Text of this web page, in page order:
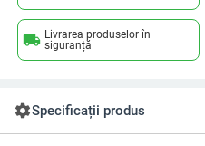
local_shipping Livrarea produselor în
siguranță
settingsSpecificații produs